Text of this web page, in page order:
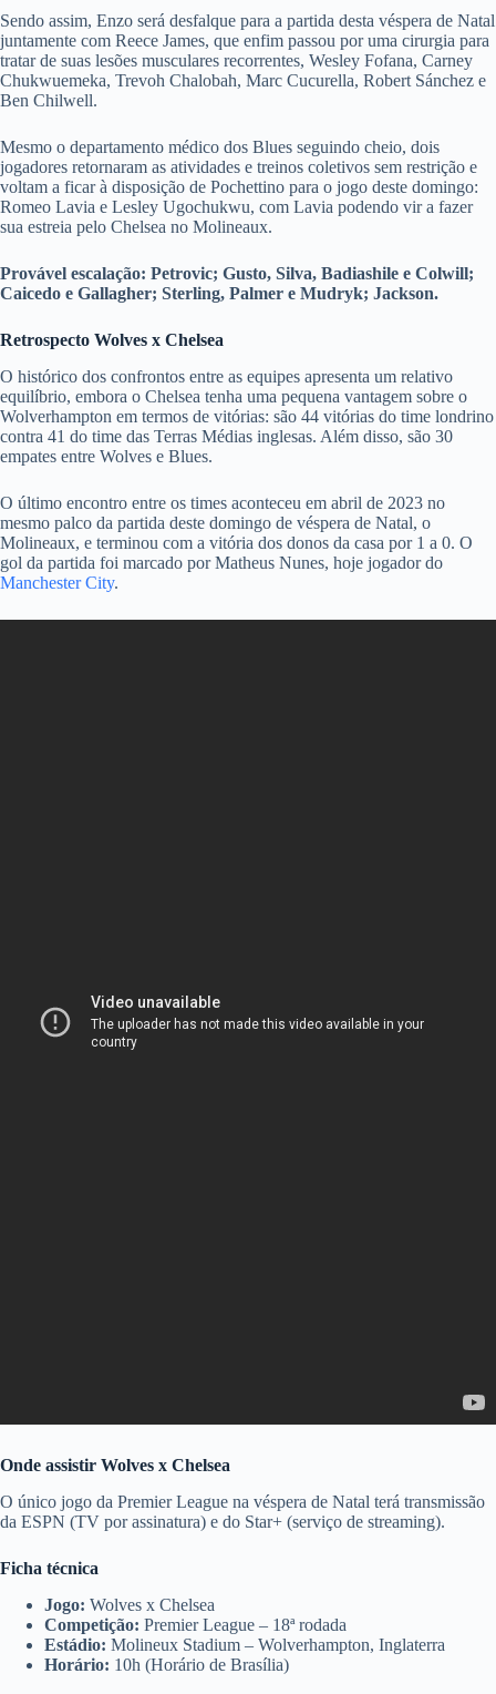
Sendo assim, Enzo será desfalque para a partida desta véspera de Natal
juntamente com Reece James, que enfim passou por uma cirurgia para
tratar de suas lesões musculares recorrentes, Wesley Fofana, Carney
Chukwuemeka, Trevoh Chalobah, Marc Cucurella, Robert Sánchez e
Ben Chilwell.
Mesmo o departamento médico dos Blues seguindo cheio, dois
jogadores retornaram as atividades e treinos coletivos sem restrição e
voltam a ficar à disposição de Pochettino para o jogo deste domingo:
Romeo Lavia e Lesley Ugochukwu, com Lavia podendo vir a fazer
sua estreia pelo Chelsea no Molineaux.
Provável escalação: Petrovic; Gusto, Silva, Badiashile e Colwill;
Caicedo e Gallagher; Sterling, Palmer e Mudryk; Jackson.
Retrospecto Wolves x Chelsea
O histórico dos confrontos entre as equipes apresenta um relativo
equilíbrio, embora o Chelsea tenha uma pequena vantagem sobre o
Wolverhampton em termos de vitórias: são 44 vitórias do time londrino
contra 41 do time das Terras Médias inglesas. Além disso, são 30
empates entre Wolves e Blues.
O último encontro entre os times aconteceu em abril de 2023 no
mesmo palco da partida deste domingo de véspera de Natal, o
Molineaux, e terminou com a vitória dos donos da casa por 1 a 0. O
gol da partida foi marcado por Matheus Nunes, hoje jogador do
Manchester City.
Onde assistir Wolves x Chelsea
O único jogo da Premier League na véspera de Natal terá transmissão
da ESPN (TV por assinatura) e do Star+ (serviço de streaming).
Ficha técnica
Jogo: Wolves x Chelsea
Competição: Premier League – 18ª rodada
Estádio: Molineux Stadium – Wolverhampton, Inglaterra
Horário: 10h (Horário de Brasília)